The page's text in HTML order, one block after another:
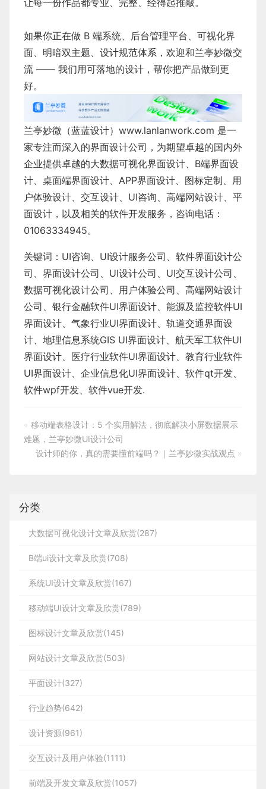
如果你正在做 B 端系统、后台管理平台、可视化界
面、明暗双主题、设计规范体系，欢迎和兰亭妙微交
流 —— 我们用可落地的设计，帮你把产品做到更
好。
兰亭妙微（蓝蓝设计） www.lanlanwork.com 是一
家专注而深入的界面设计公司，为期望卓越的国内外
企业提供卓越的大数据可视化界面设计、 B端界面设
计、 桌面端界面设计、 APP界面设计、 图标定制、 用
户体验设计、 交互设计、 UI咨询、 高端网站设计、 平
面设计 ，以及相关的软件开发服务，咨询电话：
01063334945。
关键词： UI咨询、 UI设计服务公司 、 软件界面设计公
司、界面设计公司、 UI设计公司 、 UI交互设计公司 、
数据可视化设计公司 、 用户体验公司 、 高端网站设计
公司 、 银行金融软件UI界面设计、 能源及监控软件UI
界面设计、 气象行业UI界面设计、 轨道交通界面设
计、 地理信息系统GIS UI界面设计、 航天军工软件UI
界面设计、 医疗行业软件UI界面设计、 教育行业软件
UI界面设计、 企业信息化UI界面设计、 软件qt开发、
软件wpf开发、 软件vue开发.
« 移动端表格设计：5 个实用解法，彻底解决小屏数据展示
难题，兰亭妙微UI设计公司
设计师的你，真的需要懂前端吗？｜兰亭妙微实战观点 »
分类
大数据可视化设计文章及欣赏(287)
B端ui设计文章及欣赏(708)
系统UI设计文章及欣赏(167)
移动端UI设计文章及欣赏(789)
图标设计文章及欣赏(145)
网站设计文章及欣赏(503)
平面设计(327)
行业趋势(642)
设计资源(961)
交互设计及用户体验(1111)
前端及开发文章及欣赏(1057)